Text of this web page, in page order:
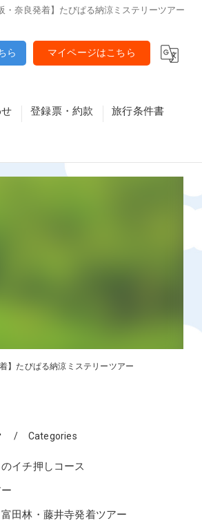
・奈良発着】たびぱる納涼ミステリーツアー
ら マイページはこちら
リア
ア
橋・城東エリア
登録票・約款 旅行条件書
】たびぱる納涼ミステリーツアー
Categories
イチ押しコース
田林・藤井寺発着ツアー